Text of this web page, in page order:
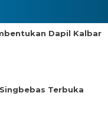
Dapil Kalbar
Terbuka